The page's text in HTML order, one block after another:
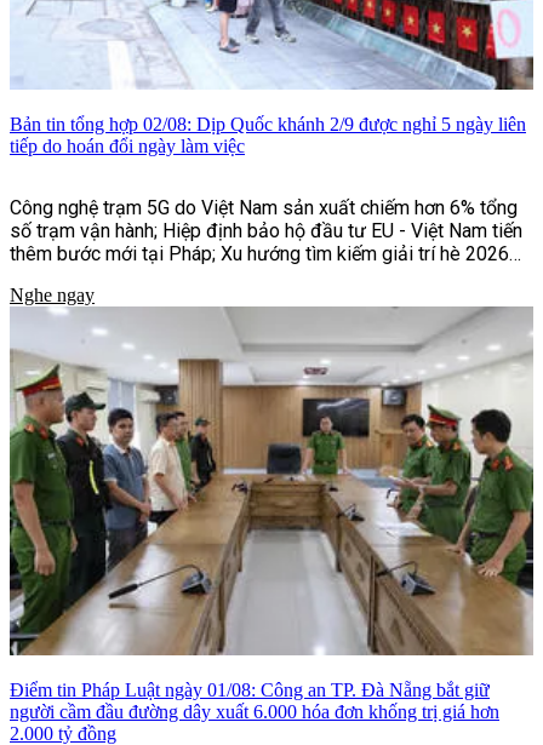
Bản tin tổng hợp 02/08: Dịp Quốc khánh 2/9 được nghỉ 5 ngày liên
tiếp do hoán đổi ngày làm việc
Công nghệ trạm 5G do Việt Nam sản xuất chiếm hơn 6% tổng
số trạm vận hành; Hiệp định bảo hộ đầu tư EU - Việt Nam tiến
thêm bước mới tại Pháp; Xu hướng tìm kiếm giải trí hè 2026
Nghe ngay
Điểm tin Pháp Luật ngày 01/08: Công an TP. Đà Nẵng bắt giữ
người cầm đầu đường dây xuất 6.000 hóa đơn khống trị giá hơn
2.000 tỷ đồng